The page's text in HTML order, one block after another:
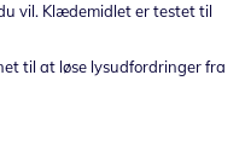
vil. Klædemidlet er testet til
til at løse lysudfordringer fra